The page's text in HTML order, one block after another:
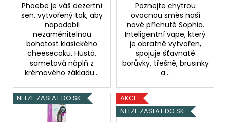
Phoebe je váš dezertní
sen, vytvořený tak, aby
napodobil
nezaměnitelnou
bohatost klasického
cheesecaku. Hustá,
sametová náplň z
krémového základu...
Poznejte chytrou
ovocnou směs naší
nové příchutě Sophia.
Inteligentní vape, který
je obratně vytvořen,
spojuje šťavnaté
borůvky, třešně, brusinky
a...
NELZE ZASLAT DO SK
AKCE
NELZE ZASLAT DO SK
D
o
p